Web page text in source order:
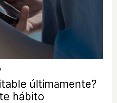
últimamente?
hábito